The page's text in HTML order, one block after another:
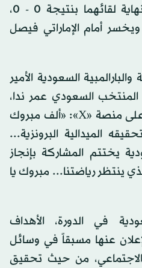
ساجديف بالأفضلية بعد نهاية لقائهما بنتيجة 0 - 0،
أمام الإماراتي فيصل
السعودية الأمير
السعودي عمر ندا،
بالإنجاز. وقال في منشور على منصة «X»: «ألف مبروك
الميدالية البرونزية...
يختتم المشاركة بإنجاز
ينتظر رياضتنا... مبروك يا
في الدورة، الأهداف
عنها مسبقاً في وسائل
الاجتماعي، من حيث تحقيق